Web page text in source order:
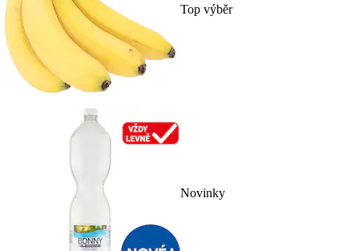
Top výběr
Novinky